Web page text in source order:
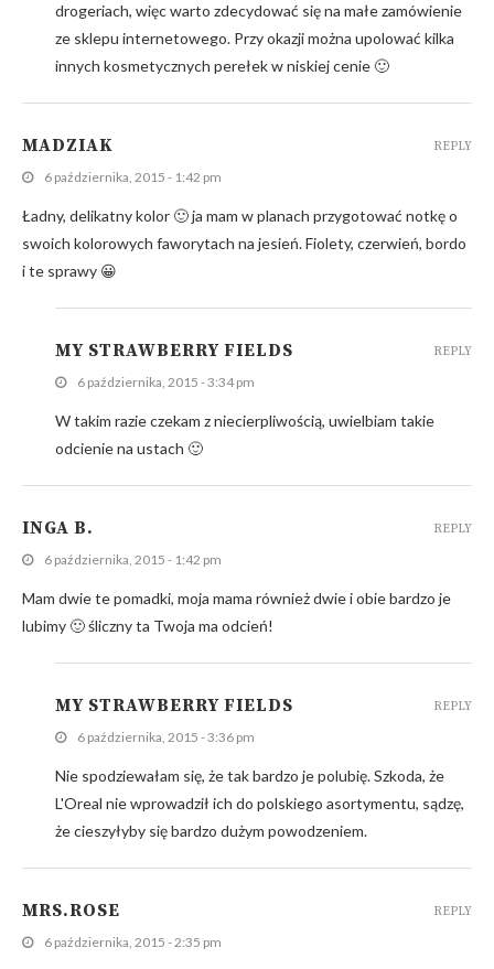
drogeriach, więc warto zdecydować się na małe zamówienie
ze sklepu internetowego. Przy okazji można upolować kilka
innych kosmetycznych perełek w niskiej cenie 🙂
MADZIAK
6 października, 2015 - 1:42 pm
Ładny, delikatny kolor 🙂 ja mam w planach przygotować notkę o
swoich kolorowych faworytach na jesień. Fiolety, czerwień, bordo
i te sprawy 😀
REPLY
MY STRAWBERRY FIELDS
6 października, 2015 - 3:34 pm
W takim razie czekam z niecierpliwością, uwielbiam takie
odcienie na ustach 🙂
REPLY
INGA B.
6 października, 2015 - 1:42 pm
Mam dwie te pomadki, moja mama również dwie i obie bardzo je
lubimy 🙂 śliczny ta Twoja ma odcień!
REPLY
MY STRAWBERRY FIELDS
6 października, 2015 - 3:36 pm
Nie spodziewałam się, że tak bardzo je polubię. Szkoda, że
L'Oreal nie wprowadził ich do polskiego asortymentu, sądzę,
że cieszyłyby się bardzo dużym powodzeniem.
REPLY
MRS.ROSE
6 października, 2015 - 2:35 pm
REPLY